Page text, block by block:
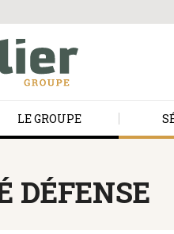
LE GROUPE
DÉFENSE